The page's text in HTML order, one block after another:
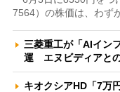
7564）の株価は、わず
三菱重工が「AIイン
運 エヌビディアと
キオクシアHD「7万